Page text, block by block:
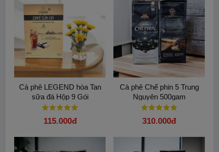
Cà phê LEGEND hòa Tan
sữa đá Hộp 9 Gói
115.000đ
Cà phê Chế phin 5 Trung
Nguyên 500gam
310.000đ